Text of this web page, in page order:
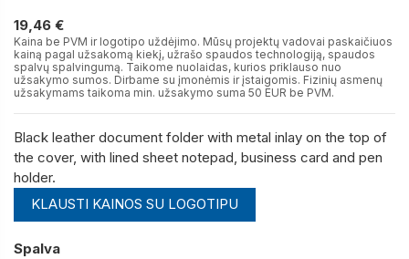
19,46 €
Kaina be PVM ir logotipo uždėjimo. Mūsų projektų vadovai paskaičiuos
kainą pagal užsakomą kiekį, užrašo spaudos technologiją, spaudos
spalvų spalvingumą. Taikome nuolaidas, kurios priklauso nuo
užsakymo sumos. Dirbame su įmonėmis ir įstaigomis. Fizinių asmenų
užsakymams taikoma min. užsakymo suma 50 EUR be PVM.
Black leather document folder with metal inlay on the top of
the cover, with lined sheet notepad, business card and pen
holder.
KLAUSTI KAINOS SU LOGOTIPU
Spalva